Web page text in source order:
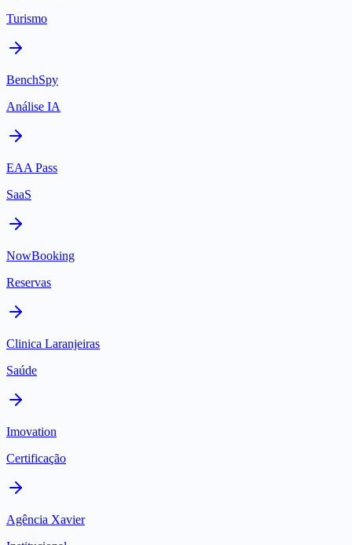
Turismo
BenchSpy
Análise IA
EAA Pass
SaaS
NowBooking
Reservas
Clinica Laranjeiras
Saúde
Imovation
Certificação
Agência Xavier